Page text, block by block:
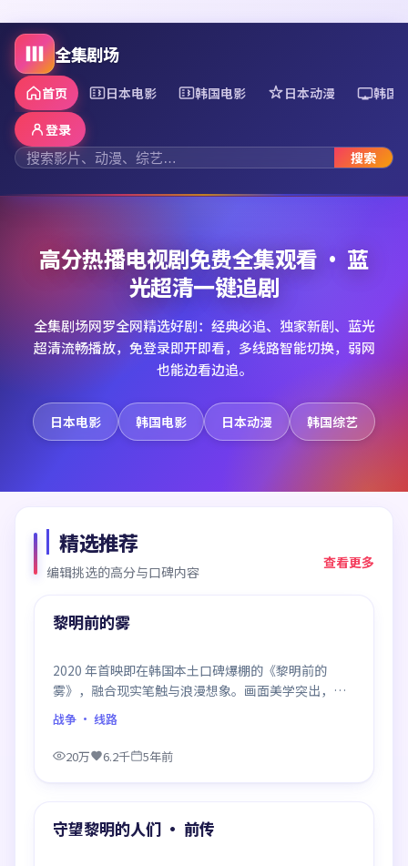
全集剧场
首页 日本电影 韩国电影 日本动漫 韩国
搜索
登录
高分热播电视剧免费全集观看 · 蓝
光超清一键追剧
全集剧场网罗全网精选好剧：经典必追、独家新剧、蓝光
超清流畅播放，免登录即开即看，多线路智能切换，弱网
也能边看边追。
日本电影 韩国电影 日本动漫 韩国综艺
精选推荐
编辑挑选的高分与口碑内容
查看更多
精选
99:27
黎明前的雾
2020 年首映即在韩国本土口碑爆棚的《黎明前的
雾》，融合现实笔触与浪漫想象。画面美学突出，节
奏拿捏到位，是当年话题度居高不下的代表作。
战争 · 线路
20万 6.2千 5年前
精选
守望黎明的人们 · 前传